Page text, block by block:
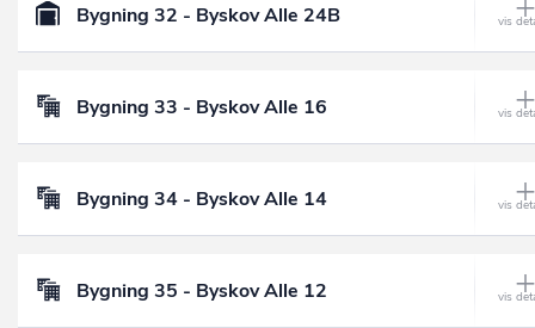
Bygning 32 - Byskov Alle 24B
Bygning 33 - Byskov Alle 16
Bygning 34 - Byskov Alle 14
Bygning 35 - Byskov Alle 12